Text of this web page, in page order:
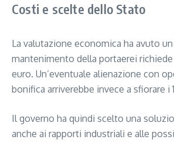
Costi e scelte dello Stato
La valutazione economica ha avuto
mantenimento della portaerei
euro. Un’eventuale alienazione con
bonifica arriverebbe invece a sfiorare i
Il governo ha quindi scelto una
anche ai rapporti industriali e alle